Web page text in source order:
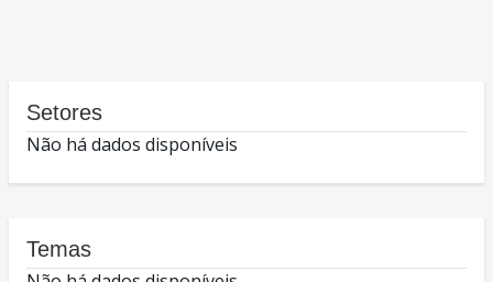
Setores
Não há dados disponíveis
Temas